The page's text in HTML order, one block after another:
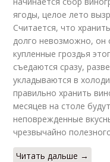
ягоды, целое лето
Считается, что
долго невозможно, он
купленные гроздья
съедаются сразу,
укладываются в
правильно хранить
месяцев на столе
неповрежденные
чрезвычайно
Читать дальше →